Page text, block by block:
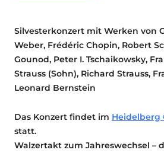
Silvesterkonzert mit Werken von
Weber, Frédéric Chopin, Robert
Gounod, Peter I. Tschaikowsky,
Strauss (Sohn), Richard Strauss,
Leonard Bernstein
Das Konzert findet im Heidelberg
statt.
Walzertakt zum Jahreswechsel –